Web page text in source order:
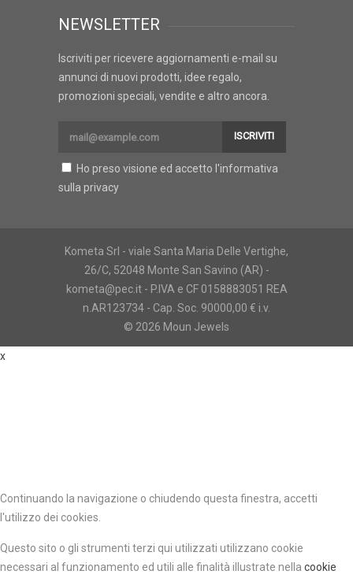
NEWSLETTER
Iscriviti per ricevere aggiornamenti e-mail su
annunci di nuovi prodotti, idee regalo,
promozioni speciali, vendite e altro ancora.
ISCRIVITI
Ho preso visione ed accetto l'informativa
sulla privacy
Kometa Srl - viale Santa Maria Delle Vertighe,
26/C, 52048 Monte San Savino (AR) -
kometa@pec.it - P.IVA e CF 0158883051 REA
n.AR123734 - Cap. Soc. 90000,00 € i.v.
© 2026 Moun Jewels
x
Continuando la navigazione o chiudendo questa finestra, accetti
l'utilizzo dei cookies.
Questo sito o gli strumenti terzi qui utilizzati utilizzano cookie
necessari al funzionamento ed utili alle finalità illustrate nella cookie